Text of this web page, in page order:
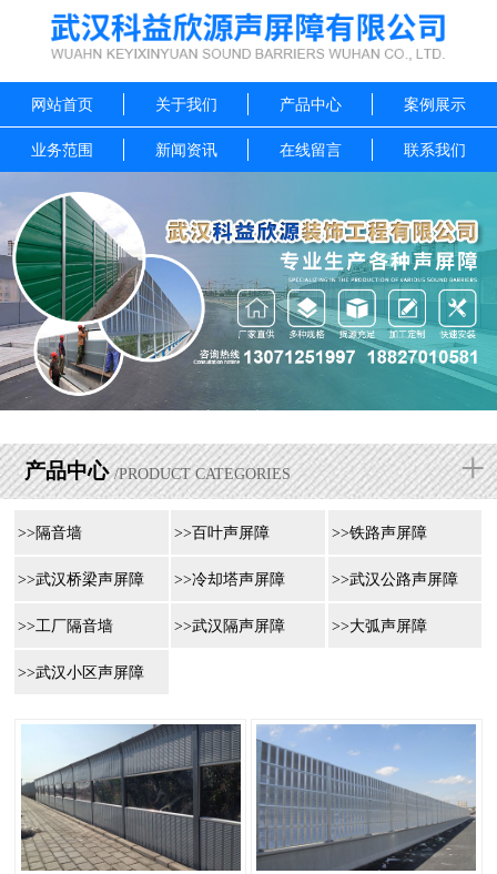
网站首页 关于我们 产品中心 案例展示
业务范围 新闻资讯 在线留言 联系我们
产品中心 /PRODUCT CATEGORIES +
>>隔音墙 >>百叶声屏障 >>铁路声屏障
>>武汉桥梁声屏障 >>冷却塔声屏障 >>武汉公路声屏障
>>工厂隔音墙 >>武汉隔声屏障 >>大弧声屏障
>>武汉小区声屏障